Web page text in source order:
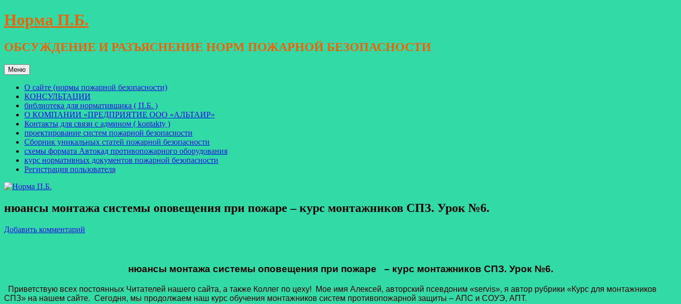
Перейти
к
Норма П.Б.
ОБСУЖДЕНИЕ И РАЗЪЯСНЕНИЕ НОРМ ПОЖАРНОЙ БЕЗОПАСНОСТИ
Меню
О сайте (нормы пожарной безопасности)
КОНСУЛЬТАЦИИ
библиотека для нормативщика ( П.Б. )
О КОМПАНИИ «ПРЕДПРИЯТИЕ ООО «АЛЬТАИР»
Контакты для связи с админом ( kontakty )
проектирование систем пожарной безопасности
Сборник уникальных статей пожарной безопасности
схемы формата Автокад противопожарного оборудования
курс нормативных документов пожарной безопасности
Регистрация пользователя
нюансы монтажа системы оповещения при пожаре – курс монтажников СПЗ. Урок №6.
Добавить комментарий
нюансы монтажа системы оповещения при пожаре – курс монтажников СПЗ. Урок №6.
Приветствую всех постоянных Читателей нашего сайта, а также Коллег по цеху! Мое имя Алексей, авторский псевдоним «servis», я автор рубрики «Курс для монтажников
СПЗ» на нашем сайте. Сегодня, мы продолжаем наш курс обучения монтажников систем противопожарной защиты – АПС и СОУЭ, АПТ.